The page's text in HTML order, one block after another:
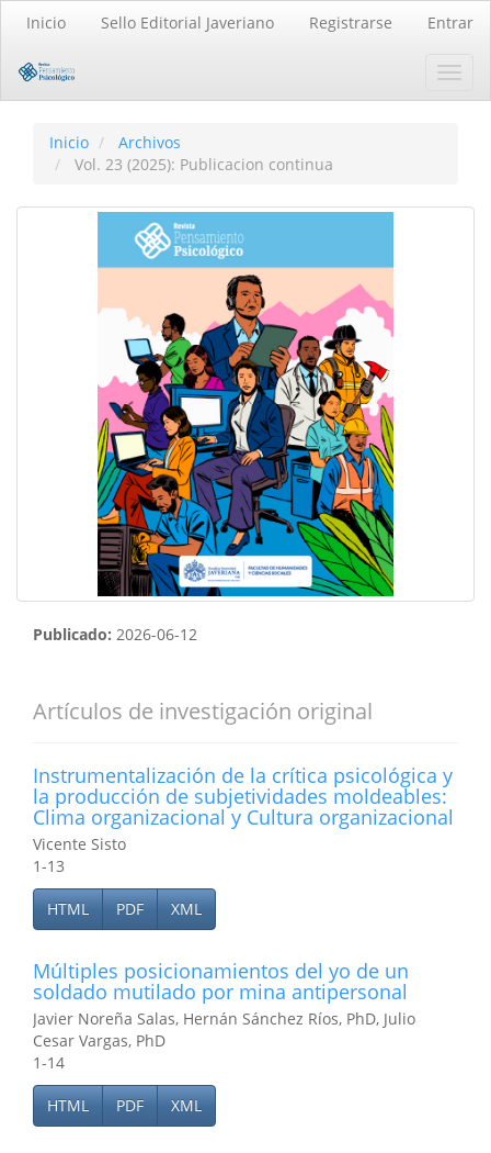
principal
principal
Barra
Inicio Sello Editorial Javeriano Registrarse Entrar
Inicio
Archivos
Vol. 23 (2025): Publicacion continua
Publicado: 2026-06-12
Artículos de investigación original
Instrumentalización de la crítica psicológica y
la producción de subjetividades moldeables:
Clima organizacional y Cultura organizacional
Vicente Sisto
1-13
HTML PDF XML
Múltiples posicionamientos del yo de un
soldado mutilado por mina antipersonal
Javier Noreña Salas, Hernán Sánchez Ríos, PhD, Julio
Cesar Vargas, PhD
1-14
HTML PDF XML